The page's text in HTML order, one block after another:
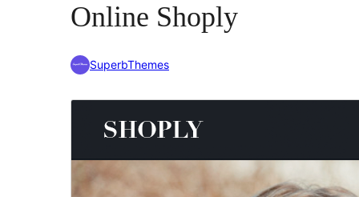
Online Shoply
SuperbThemes